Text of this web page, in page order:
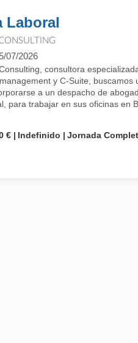
Laboral
07/2026
consultora
y C-Suite, buscamos
a un despacho de
para trabajar en sus oficinas en
€
Indefinido Jornada